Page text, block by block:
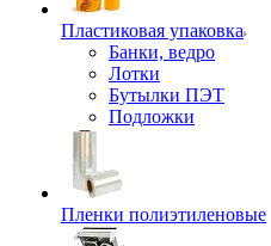
Пластиковая упаковка
Банки, ведро
Лотки
Бутылки ПЭТ
Подложки
Пленки полиэтиленовые